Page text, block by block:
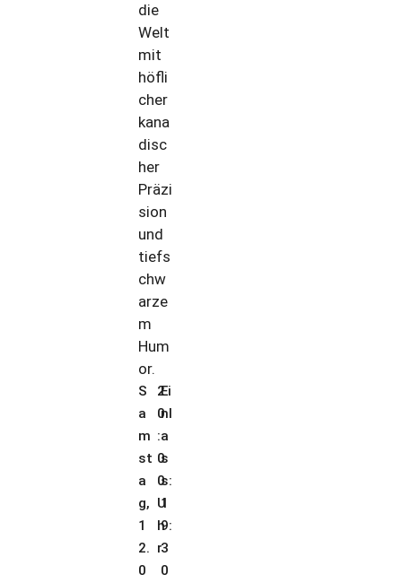
die
Welt
mit
höfli
cher
kana
disc
her
Präzi
sion
und
tiefs
chw
arze
m
Hum
or.
S
a
m
st
a
g,
1
2.
0
2
0
:
0
0
U
h
r
Ei
nl
a
s
s:
1
9:
3
0